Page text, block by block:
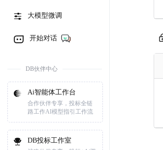
大模型微调
开始对话
DB伙伴中心
Ai智能体工作台
合作伙伴专享，投标全链
路工作AI模型指引工作流
DB投标工作室